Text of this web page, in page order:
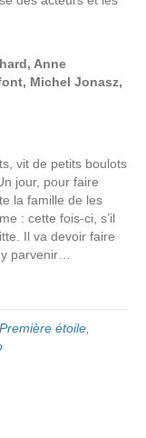
Anne
Michel Jonasz,
vit de petits boulots
jour, pour faire
la famille de les
: cette fois-ci, s’il
Il va devoir faire
parvenir…
étoile